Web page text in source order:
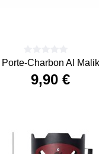
Porte-Charbon Al Malik
9,90 €